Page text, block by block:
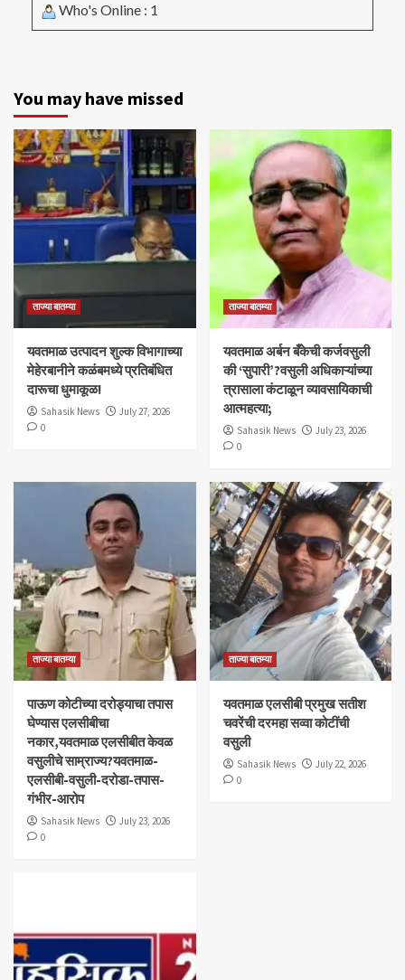
Who's Online : 1
You may have missed
ताज्या बातम्या
यवतमाळ उत्पादन शुल्क विभागाच्या
मेहेरबानीने कळंबमध्ये प्रतिबंधित
दारूचा धुमाकूळ!
Sahasik News
July 27, 2026
0
ताज्या बातम्या
​यवतमाळ अर्बन बँकेची कर्जवसुली
की ‘सुपारी’?वसुली अधिकाऱ्यांच्या
त्रासाला कंटाळून व्यावसायिकाची
आत्महत्या;
Sahasik News
July 23, 2026
0
ताज्या बातम्या
पाऊण कोटीच्या दरोड्याचा तपास
घेण्यास एलसीबीचा
नकार,यवतमाळ एलसीबीत केवळ
वसुलीचे साम्राज्य?यवतमाळ-
एलसीबी-वसुली-दरोडा-तपास-
गंभीर-आरोप
Sahasik News
July 23, 2026
0
ताज्या बातम्या
यवतमाळ एलसीबी प्रमुख सतीश
चवरेंची दरमहा सव्वा कोटींची
वसुली
Sahasik News
July 22, 2026
0